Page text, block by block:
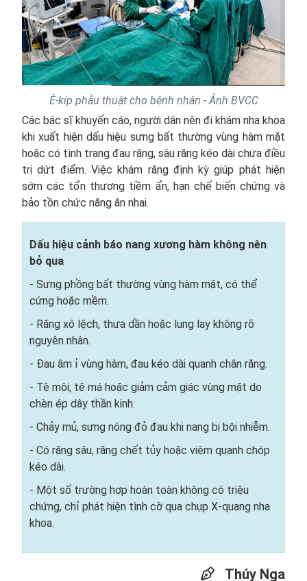
Ê-kíp phẫu thuật cho bệnh nhân - Ảnh BVCC
Các bác sĩ khuyến cáo, người dân nên đi khám nha khoa
khi xuất hiện dấu hiệu sưng bất thường vùng hàm mặt
hoặc có tình trạng đau răng, sâu răng kéo dài chưa điều
trị dứt điểm. Việc khám răng định kỳ giúp phát hiện
sớm các tổn thương tiềm ẩn, hạn chế biến chứng và
bảo tồn chức năng ăn nhai.
Dấu hiệu cảnh báo nang xương hàm không nên
bỏ qua
- Sưng phồng bất thường vùng hàm mặt, có thể
cứng hoặc mềm.
- Răng xô lệch, thưa dần hoặc lung lay không rõ
nguyên nhân.
- Đau âm ỉ vùng hàm, đau kéo dài quanh chân răng.
- Tê môi, tê má hoặc giảm cảm giác vùng mặt do
chèn ép dây thần kinh.
- Chảy mủ, sưng nóng đỏ đau khi nang bị bội nhiễm.
- Có răng sâu, răng chết tủy hoặc viêm quanh chóp
kéo dài.
- Một số trường hợp hoàn toàn không có triệu
chứng, chỉ phát hiện tình cờ qua chụp X-quang nha
khoa.
Thúy Nga